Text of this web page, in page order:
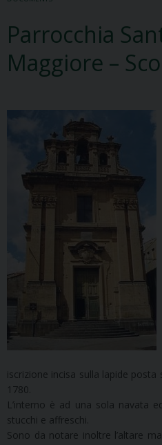
Parrocchia
Maggiore –
iscrizione incisa sulla lapide
1780.
L’interno è ad una sola navata
stucchi e affreschi.
Sono da notare inoltre l’altare